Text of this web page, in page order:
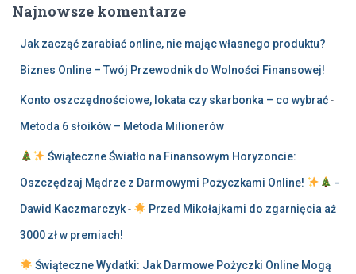
Najnowsze komentarze
Jak zacząć zarabiać online, nie mając własnego produktu? -
Biznes Online – Twój Przewodnik do Wolności Finansowej!
Konto oszczędnościowe, lokata czy skarbonka – co wybrać-
Metoda 6 słoików – Metoda Milionerów
Świąteczne Światło na Finansowym Horyzoncie:
Oszczędzaj Mądrze z Darmowymi Pożyczkami Online! -
Dawid Kaczmarczyk- Przed Mikołajkami do zgarnięcia aż
3000 zł w premiach!
Świąteczne Wydatki: Jak Darmowe Pożyczki Online Mogą